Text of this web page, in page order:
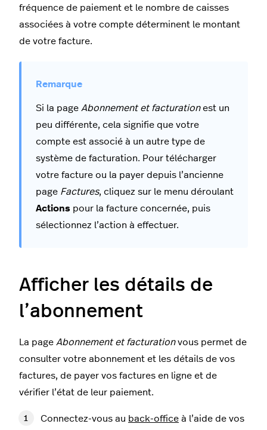
fréquence de paiement et le nombre de caisses
associées à votre compte déterminent le montant
de votre facture.
Si la page Abonnement et facturationest un
peu différente, cela signifie que votre
compte est associé à un autre type de
système de facturation. Pour télécharger
votre facture ou la payer depuis l’ancienne
page Factures, cliquez sur le menu déroulant
Actions pour la facture concernée, puis
sélectionnez l’action à effectuer.
Afficher les détails de
l’abonnement
La page Abonnement et facturationvous permet de
consulter votre abonnement et les détails de vos
factures, de payer vos factures en ligne et de
vérifier l’état de leur paiement.
Connectez-vous au back-office à l’aide de vos